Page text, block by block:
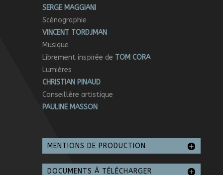
SERGE MAGGIANI
Scénographie
VINCENT TORDJMAN
Musique
Librement inspirée de TOM CORA
Lumières
CHRISTIAN PINAUD
Conseillère artistique
PAULINE MASSON
MENTIONS DE PRODUCTION
DOCUMENTS À TÉLÉCHARGER